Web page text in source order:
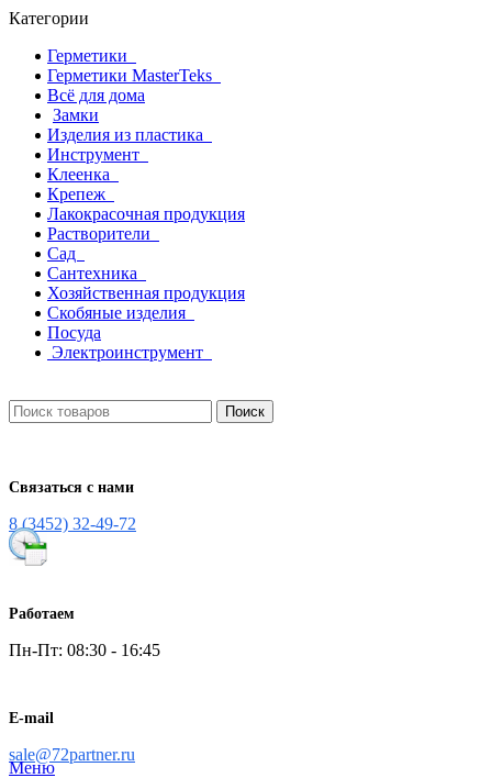
Категории
Герметики
Герметики MasterTeks
Всё для дома
Замки
Изделия из пластика
Инструмент
Клеенка
Крепеж
Лакокрасочная продукция
Растворители
Сад
Сантехника
Хозяйственная продукция
Скобяные изделия
Посуда
Электроинструмент
Поиск
Связаться с нами
8 (3452) 32-49-72
Работаем
Пн-Пт: 08:30 - 16:45
E-mail
sale@72partner.ru
Меню